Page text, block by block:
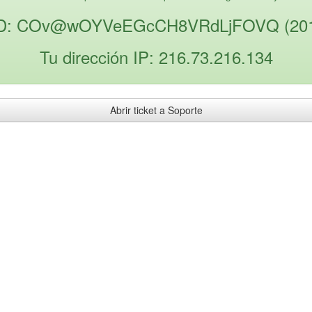
COv@wOYVeEGcCH8VRdLjFOVQ
Tu dirección IP: 216.73.216.134
Abrir ticket a Soporte